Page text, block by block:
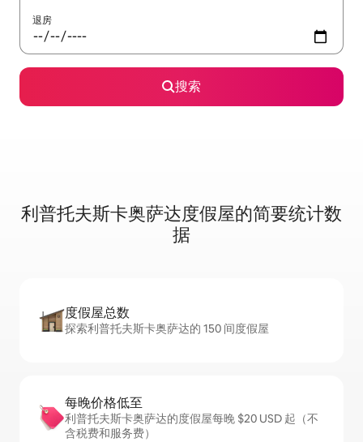
退房
搜索
利普托夫斯卡奥萨达度假屋的简要统计数
据
度假屋总数
探索利普托夫斯卡奥萨达的 150 间度假屋
每晚价格低至
利普托夫斯卡奥萨达的度假屋每晚 $20 USD 起（不
含税费和服务费）